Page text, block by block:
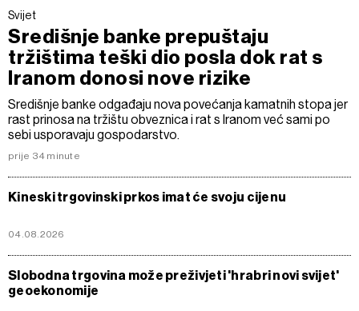
Svijet
Središnje banke prepuštaju
tržištima teški dio posla dok rat s
Iranom donosi nove rizike
Središnje banke odgađaju nova povećanja kamatnih stopa jer
rast prinosa na tržištu obveznica i rat s Iranom već sami po
sebi usporavaju gospodarstvo.
prije 34 minute
Kineski trgovinski prkos imat će svoju cijenu
04.08.2026
Slobodna trgovina može preživjeti 'hrabri novi svijet'
geoekonomije